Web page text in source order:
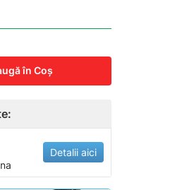
în Coş
Detalii aici